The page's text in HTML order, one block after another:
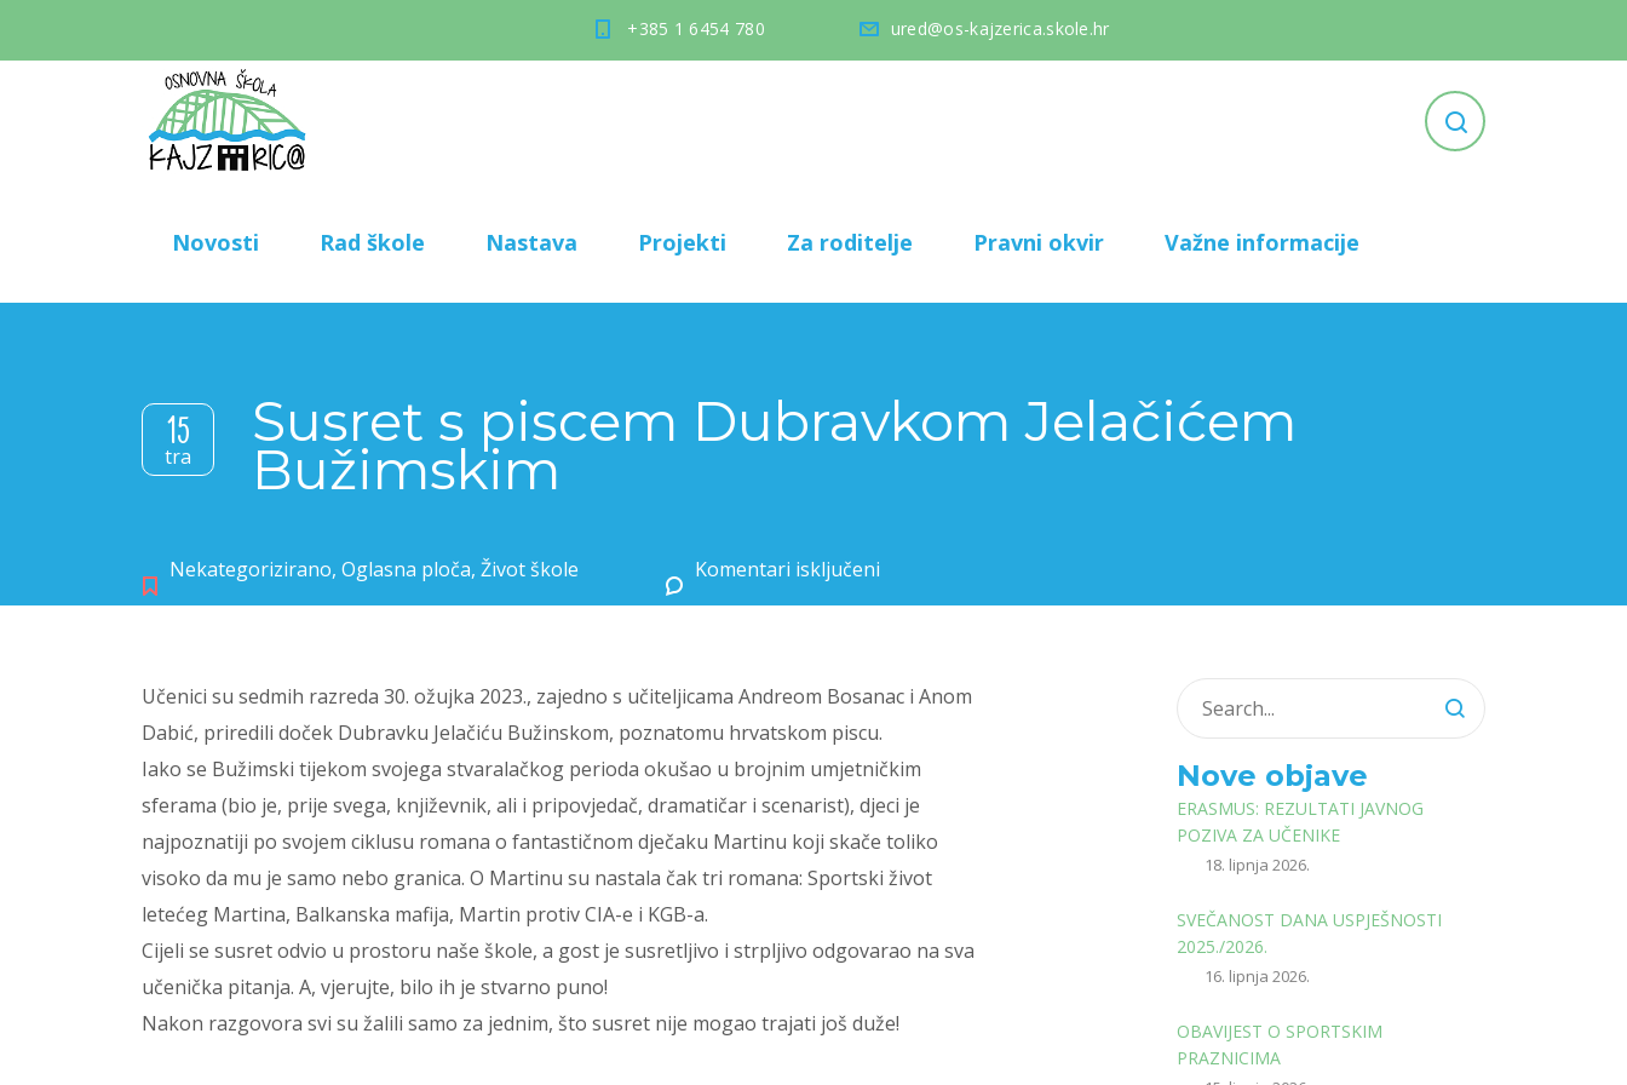
+385 1 6454 780 ured@os-kajzerica.skole.hr
Novosti Rad škole Nastava Projekti Za roditelje Pravni okvir Važne informacije
15
tra
Susret s piscem Dubravkom Jelačićem
Bužimskim
Nekategorizirano, Oglasna ploča, Život škole Komentari isključeni
Učenici su sedmih razreda 30. ožujka 2023., zajedno s učiteljicama Andreom Bosanac i Anom
Dabić, priredili doček Dubravku Jelačiću Bužinskom, poznatomu hrvatskom piscu.
Iako se Bužimski tijekom svojega stvaralačkog perioda okušao u brojnim umjetničkim
sferama (bio je, prije svega, književnik, ali i pripovjedač, dramatičar i scenarist), djeci je
najpoznatiji po svojem ciklusu romana o fantastičnom dječaku Martinu koji skače toliko
visoko da mu je samo nebo granica. O Martinu su nastala čak tri romana: Sportski život
letećeg Martina, Balkanska mafija, Martin protiv CIA-e i KGB-a.
Cijeli se susret odvio u prostoru naše škole, a gost je susretljivo i strpljivo odgovarao na sva
učenička pitanja. A, vjerujte, bilo ih je stvarno puno!
Nakon razgovora svi su žalili samo za jednim, što susret nije mogao trajati još duže!
Nove objave
ERASMUS: REZULTATI JAVNOG
POZIVA ZA UČENIKE
18. lipnja 2026.
SVEČANOST DANA USPJEŠNOSTI
2025./2026.
16. lipnja 2026.
OBAVIJEST O SPORTSKIM
PRAZNICIMA